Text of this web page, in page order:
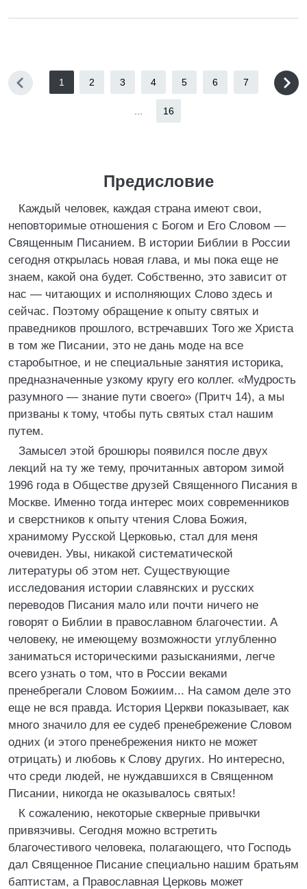
1 2 3 4 5 6 7
16
Предисловие
Каждый человек, каждая страна имеют свои,
неповторимые отношения с Богом и Его Словом —
Священным Писанием. В истории Библии в России
сегодня открылась новая глава, и мы пока еще не
знаем, какой она будет. Собственно, это зависит от
нас — читающих и исполняющих Слово здесь и
сейчас. Поэтому обращение к опыту святых и
праведников прошлого, встречавших Того же Христа
в том же Писании, это не дань моде на все
старобытное, и не специальные занятия историка,
предназначенные узкому кругу его коллег. «Мудрость
разумного — знание пути своего» (Притч 14), а мы
призваны к тому, чтобы путь святых стал нашим
путем.
Замысел этой брошюры появился после двух
лекций на ту же тему, прочитанных автором зимой
1996 года в Обществе друзей Священного Писания в
Москве. Именно тогда интерес моих современников
и сверстников к опыту чтения Слова Божия,
хранимому Русской Церковью, стал для меня
очевиден. Увы, никакой систематической
литературы об этом нет. Существующие
исследования истории славянских и русских
переводов Писания мало или почти ничего не
говорят о Библии в православном благочестии. А
человеку, не имеющему возможности углубленно
заниматься историческими разысканиями, легче
всего узнать о том, что в России веками
пренебрегали Словом Божиим... На самом деле это
еще не вся правда. История Церкви показывает, как
много значило для ее судеб пренебрежение Словом
одних (и этого пренебрежения никто не может
отрицать) и любовь к Слову других. Но интересно,
что среди людей, не нуждавшихся в Священном
Писании, никогда не оказывалось святых!
К сожалению, некоторые скверные привычки
привязчивы. Сегодня можно встретить
благочестивого человека, полагающего, что Господь
дал Священное Писание специально нашим братьям
баптистам, а Православная Церковь может